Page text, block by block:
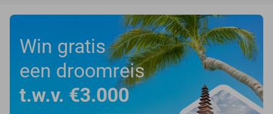
Win gratis
een droomreis
t.w.v. €3.000